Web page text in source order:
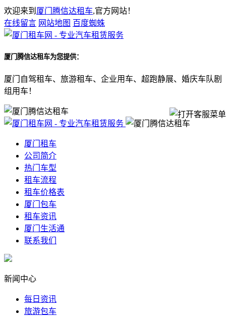
欢迎来到 厦门腾信达租车,官方网站！
在线留言 网站地图 百度蜘蛛
厦门腾信达租车为您提供：
厦门自驾租车、旅游租车、企业用车、超跑静展、婚庆车队剧
组用车！
厦门租车
公司简介
热门车型
租车流程
租车价格表
厦门包车
租车资讯
厦门生活通
联系我们
新闻中心
每日资讯
旅游包车